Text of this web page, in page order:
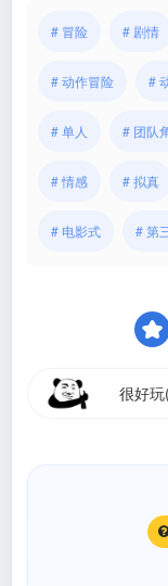
# 冒险 # 剧情
# 动作冒险 #
# 单人 # 团队
# 情感 # 拟真
# 电影式 # 第
很好